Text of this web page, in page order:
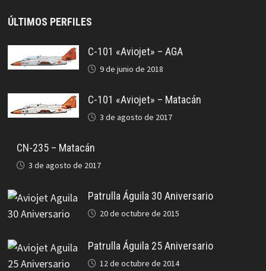
ÚLTIMOS PERFILES
C-101 «Aviojet» – AGA
9 de junio de 2018
C-101 «Aviojet» – Matacán
3 de agosto de 2017
CN-235 – Matacán
3 de agosto de 2017
Patrulla Águila 30 Aniversario
20 de octubre de 2015
Patrulla Águila 25 Aniversario
12 de octubre de 2014